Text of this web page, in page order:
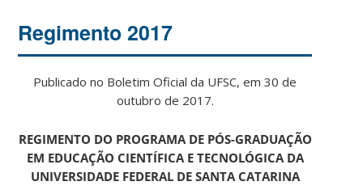
Regimento 2017
Publicado no Boletim Oficial da UFSC, em 30 de
outubro de 2017.
REGIMENTO DO PROGRAMA DE PÓS-GRADUAÇÃO
EM EDUCAÇÃO CIENTÍFICA E TECNOLÓGICA DA
UNIVERSIDADE FEDERAL DE SANTA CATARINA